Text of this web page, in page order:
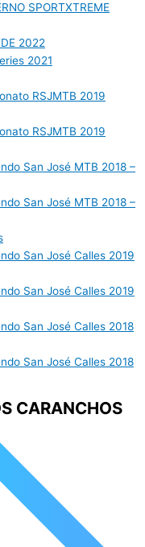
SPORTXTREME
2022
2021
RSJMTB 2019
RSJMTB 2019
San José MTB 2018 –
San José MTB 2018 –
San José Calles 2019
San José Calles 2019
San José Calles 2018
San José Calles 2018
CARANCHOS